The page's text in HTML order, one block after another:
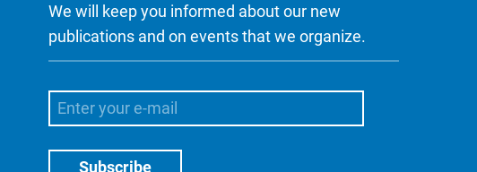
We will keep you informed about our new
publications and on events that we organize.